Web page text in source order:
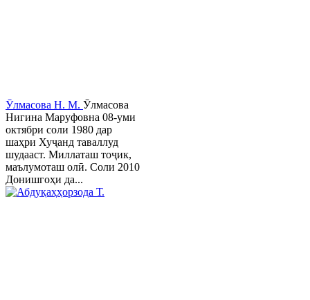
Ӯлмасова Н. М. Ӯлмасова
Нигина Маруфовна 08-уми
октябри соли 1980 дар
шаҳри Хуҷанд таваллуд
шудааст. Миллаташ тоҷик,
маълумоташ олӣ. Соли 2010
Донишгоҳи да...